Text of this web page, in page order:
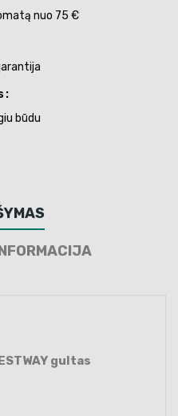
nuo 75 €
būdu
gultas